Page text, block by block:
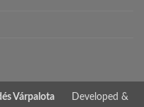
Várpalota Developed &